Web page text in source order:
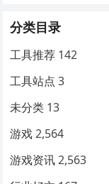
分类目录
工具推荐 142
工具站点 3
未分类 13
游戏 2,564
游戏资讯 2,563